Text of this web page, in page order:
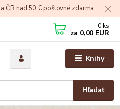
ČR nad 50 € poštovné zdarma.
Knihy
Hľadať
0 ks
za 0,00 EUR